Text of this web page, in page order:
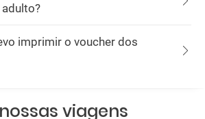
imprimir o voucher dos
viagens